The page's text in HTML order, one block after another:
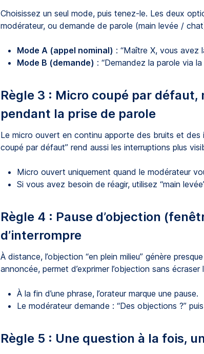
Choisissez un seul mode, puis tenez-le. Les deux
modérateur, ou demande de parole (main levée /
Mode A (appel nominal) : “Maître X, vous avez
Mode B (demande) : “Demandez la parole via
Règle 3 : Micro coupé par
pendant la prise de parole
Le micro ouvert en continu apporte des bruits et des
coupé par défaut” rend aussi les interruptions plus
Micro ouvert uniquement quand le modérateur
Si vous avez besoin de réagir, utilisez “main
Règle 4 : Pause d’objection
d’interrompre
À distance, l’objection “en plein milieu” génère
annoncée, permet d’exprimer l’objection sans écraser
À la fin d’une phrase, l’orateur marque une pause.
Le modérateur demande : “Des objections ?”
Règle 5 : Une question à la fois,